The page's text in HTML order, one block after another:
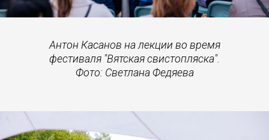
Антон Касанов на лекции во время
фестиваля "Вятская свистопляска".
Фото: Светлана Федяева